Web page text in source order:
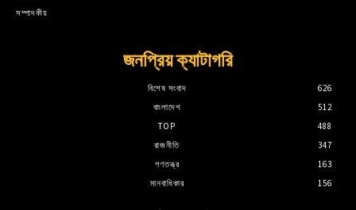
সম্পাদকীয়
জনপ্রিয় ক্যাটাগরি
বিশেষ সংবাদ
626
বাংলাদেশ
512
TOP
488
রাজনীতি
347
গণতন্ত্র
163
মানবাধিকার
156